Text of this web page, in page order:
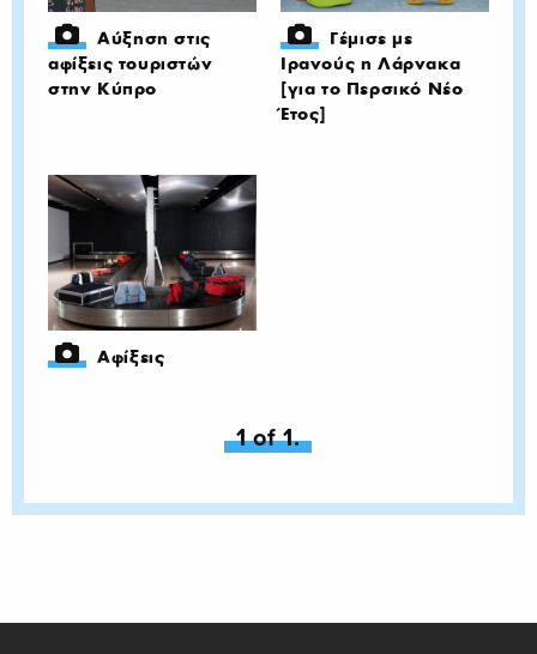
Αύξηση στις
αφίξεις τουριστών
στην Κύπρο
Γέμισε με
Ιρανούς η Λάρνακα
[για το Περσικό Νέο
Έτος]
Αφίξεις
You're on page
1 of 1.